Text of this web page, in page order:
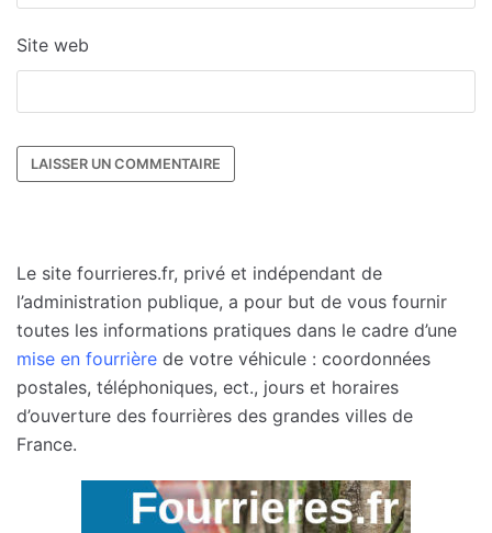
Site web
Le site fourrieres.fr, privé et indépendant de
l’administration publique, a pour but de vous fournir
toutes les informations pratiques dans le cadre d’une
mise en fourrière de votre véhicule : coordonnées
postales, téléphoniques, ect., jours et horaires
d’ouverture des fourrières des grandes villes de
France.